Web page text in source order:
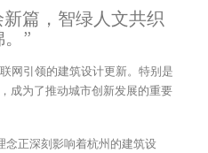
篇，智绿人文共织
。”
网引领的建筑设计更新。特别是
成为了推动城市创新发展的重要
念正深刻影响着杭州的建筑设